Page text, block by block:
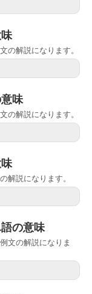
の解説になります。
味
の解説になります。
解説になります。
の意味
文の解説になりま